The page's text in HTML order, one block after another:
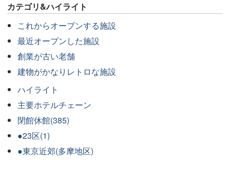
カテゴリ&ハイライト
これからオープンする施設
最近オープンした施設
創業が古い老舗
建物がかなりレトロな施設
ハイライト
主要ホテルチェーン
閉館休館(385)
●23区(1)
●東京近郊(多摩地区)